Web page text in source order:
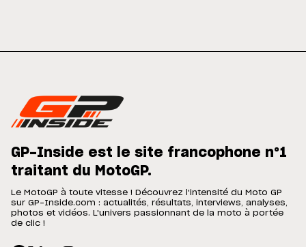
GP-Inside est le site francophone n°1
traitant du MotoGP.
Le MotoGP à toute vitesse ! Découvrez l'intensité du Moto GP
sur GP-Inside.com : actualités, résultats, interviews, analyses,
photos et vidéos. L'univers passionnant de la moto à portée
de clic !